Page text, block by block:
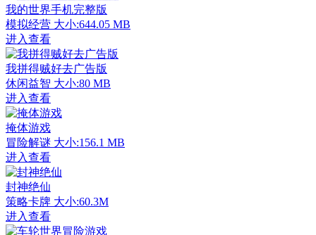
我的世界手机完整版
模拟经营 大小:644.05 MB
进入查看
我拼得贼好去广告版
休闲益智 大小:80 MB
进入查看
掩体游戏
冒险解谜 大小:156.1 MB
进入查看
封神绝仙
策略卡牌 大小:60.3M
进入查看